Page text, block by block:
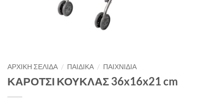
ΑΡΧΙΚΉ ΣΕΛΊΔΑ / ΠΑΙΔΙΚΑ / ΠΑΙΧΝΙΔΙΑ
ΚΑΡΟΤΣΙ ΚΟΥΚΛΑΣ 36x16x21 cm